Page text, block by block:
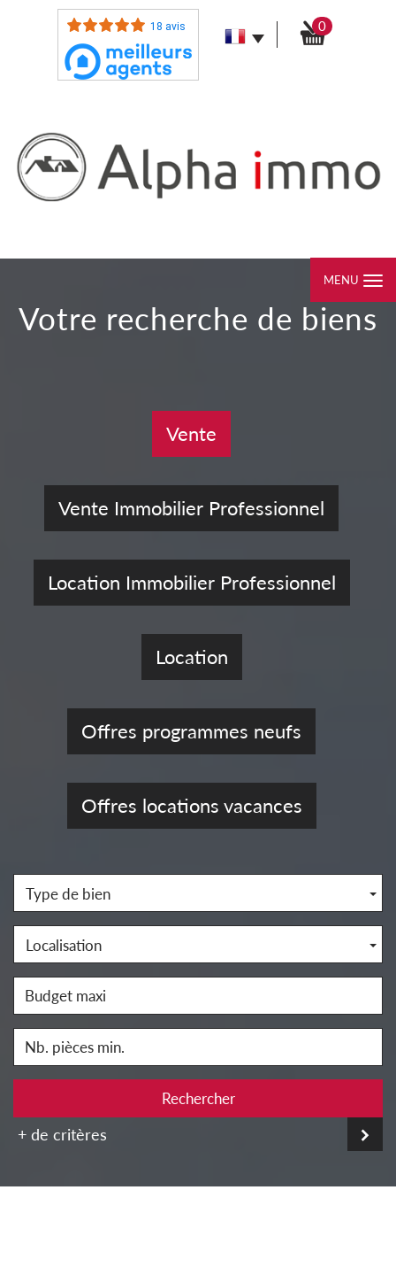
18 avis 0
MENU
votre recherche de biens
Vente
Vente Immobilier Professionnel
Location Immobilier Professionnel
Location
Offres programmes neufs
Offres locations vacances
Type de bien
Localisation
Rechercher
+ de critères